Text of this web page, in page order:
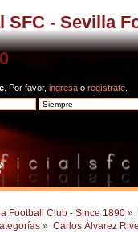
SFC - Sevilla
. Por favor, ingresa o regístrate
Football Club - Since 1890 »
» Carlos Álvarez